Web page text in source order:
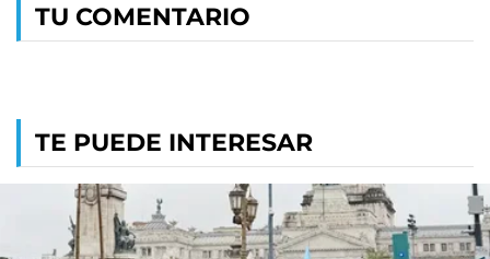
TU COMENTARIO
TE PUEDE INTERESAR